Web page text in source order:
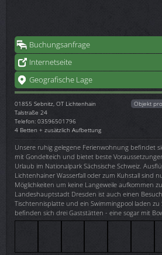
Buchungsanfrage
Internetseite
Geografische Lage
01855 Sebnitz, OT Lichtenhain
Talstraße 24
Telefon: 03596501796
4 Betten + zusätzlich Aufbettung
Objekt
Unsere ruhig gelegene Ferienwohnung befindet
mit Gondelteich und bietet beste
Urlaub im Nationalpark Sächsische Schweiz.
Lichtenhainer Wasserfall oder zum Kuhstall sind
Möglichkeiten um keine Langeweile aufkommen
Landeshauptstadt Dresden ist auch einen
Tischtennisplatte und ein Swimmingpool laden
befinden sich drei Gaststätten - eine sogar mit